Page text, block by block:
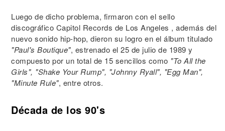
Luego de dicho problema, firmaron con el sello
discográfico Capitol Records de Los Angeles , además del
nuevo sonido hip-hop, dieron su logro en el álbum titulado
"Paul's Boutique", estrenado el 25 de julio de 1989 y
compuesto por un total de 15 sencillos como "To All the
Girls", "Shake Your Rump", "Johnny Ryall", "Egg Man",
"Minute Rule", entre otros.
Década de los 90's